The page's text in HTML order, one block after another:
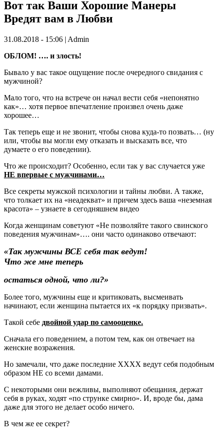
Вот так Ваши Хорошие Манеры
Вредят вам в Любви
31.08.2018 - 15:06 | Admin
ОБЛОМ! …. и злость!
Бывало у вас такое ощущение после очередного свидания с
мужчиной?
Мало того, что на встрече он начал вести себя «непонятно
как»… хотя первое впечатление произвел очень даже
хорошее…
Так теперь еще и не звонит, чтобы снова куда-то позвать… (ну
или, чтобы вы могли ему отказать и высказать все, что
думаете о его поведении).
Что же происходит? Особенно, если так у вас случается уже
НЕ впервые с мужчинами…
Все секреты мужской психологии и тайны любви. А также,
что толкает их на «неадекват» и причем здесь ваша «неземная
красота» – узнаете в сегодняшнем видео
Когда женщинам советуют «Не позволяйте такого свинского
поведения мужчинам»…. они часто одинаково отвечают:
«Так мужчины ВСЕ себя так ведут!
Что же мне теперь
остаться одной, что ли?»
Более того, мужчины еще и критиковать, высмеивать
начинают, если женщина пытается их «к порядку призвать».
Такой себе двойной удар по самооценке.
Сначала его поведением, а потом тем, как он отвечает на
женские возражения.
Но замечали, что даже последние ХХХХ ведут себя подобным
образом НЕ со всеми дамами.
С некоторыми они вежливы, выполняют обещания, держат
себя в руках, ходят «по струнке смирно». И, вроде бы, дама
даже для этого не делает особо ничего.
В чем же ее секрет?